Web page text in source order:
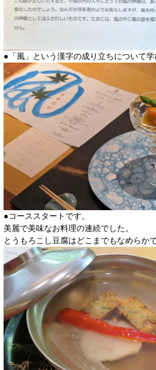
●「風」という漢字の成り立ちについて
●コーススタートです。
美麗で美味なお料理の連続でした。
とうもろこし豆腐はどこまでもなめらかで